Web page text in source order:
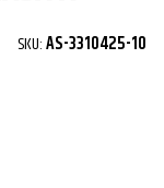
SKU:AS-3310425-10